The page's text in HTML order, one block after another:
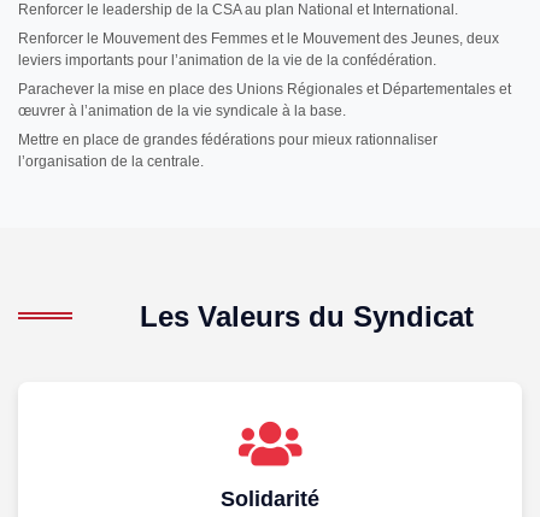
Renforcer le leadership de la CSA au plan National et International.
Renforcer le Mouvement des Femmes et le Mouvement des Jeunes, deux
leviers importants pour l’animation de la vie de la confédération.
Parachever la mise en place des Unions Régionales et Départementales et
œuvrer à l’animation de la vie syndicale à la base.
Mettre en place de grandes fédérations pour mieux rationnaliser
l’organisation de la centrale.
Les Valeurs du Syndicat
Solidarité